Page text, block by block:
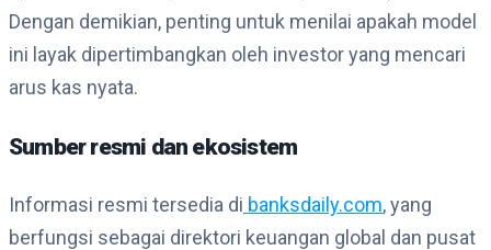
Dengan demikian, penting untuk menilai apakah model
ini layak dipertimbangkan oleh investor yang mencari
arus kas nyata.
Sumber resmi dan ekosistem
Informasi resmi tersedia di banksdaily.com, yang
berfungsi sebagai direktori keuangan global dan pusat